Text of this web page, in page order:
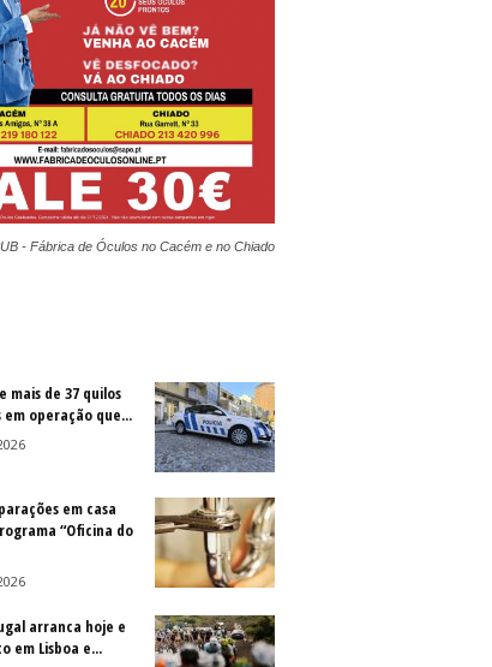
- Fábrica de Óculos no Cacém e no Chiado
mais de 37 quilos
operação que...
em casa
“Oficina do
arranca hoje e
em Lisboa e...